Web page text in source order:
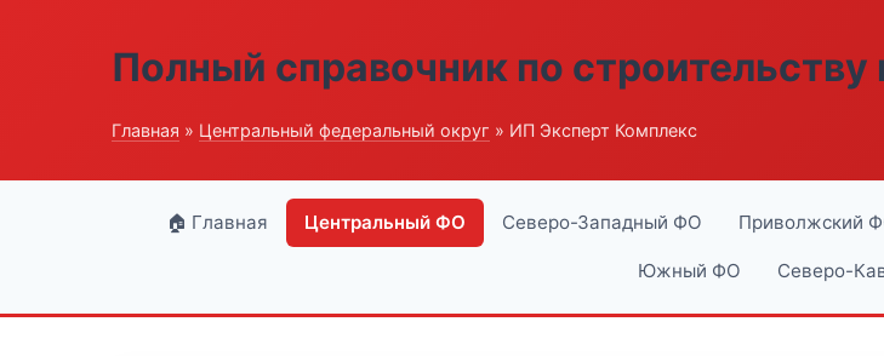
Полный справочник по строительству
Главная » Центральный федеральный округ » ИП Эксперт Комплекс
🏠 Главная Центральный ФО Северо-Западный ФО Приволжский
Южный ФО Северо-